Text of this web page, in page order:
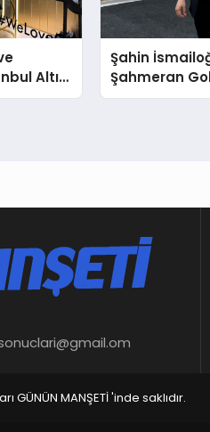
Altın
Şahin
Şahmeran
Fuarı’nda
GÜNÜN MANŞETİ 'inde saklıdır.